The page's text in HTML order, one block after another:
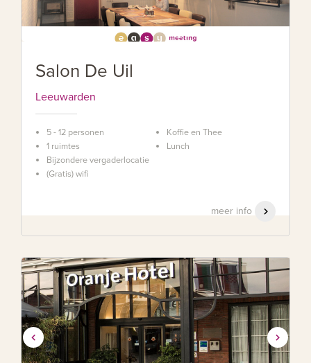
Salon De Uil
Leeuwarden
5 - 12 personen
1 ruimtes
Bijzondere vergaderlocatie
(Gratis) wifi
Koffie en Thee
Lunch
meer info